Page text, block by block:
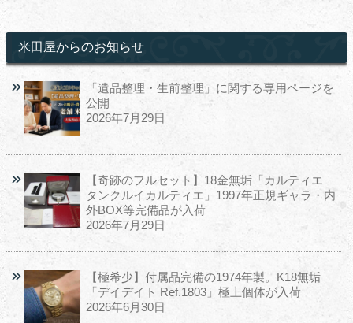
米田屋からのお知らせ
「遺品整理・生前整理」に関する専用ページを
公開
2026年7月29日
【奇跡のフルセット】18金無垢「カルティエ
タンクルイカルティエ」1997年正規ギャラ・内
外BOX等完備品が入荷
2026年7月29日
【極希少】付属品完備の1974年製。K18無垢
「デイデイト Ref.1803」極上個体が入荷
2026年6月30日